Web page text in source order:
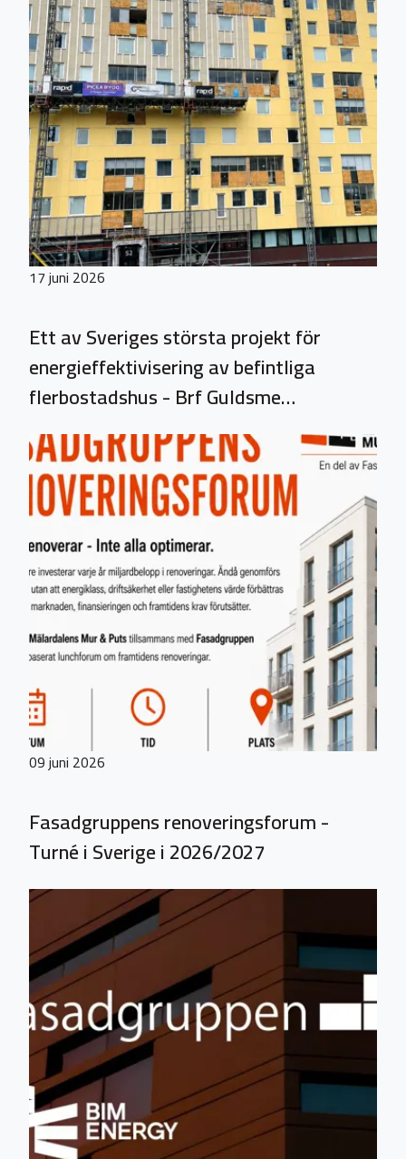
17 juni 2026
Ett av Sveriges största projekt för
energieffektivisering av befintliga
flerbostadshus - Brf Guldsme…
09 juni 2026
Fasadgruppens renoveringsforum -
Turné i Sverige i 2026/2027